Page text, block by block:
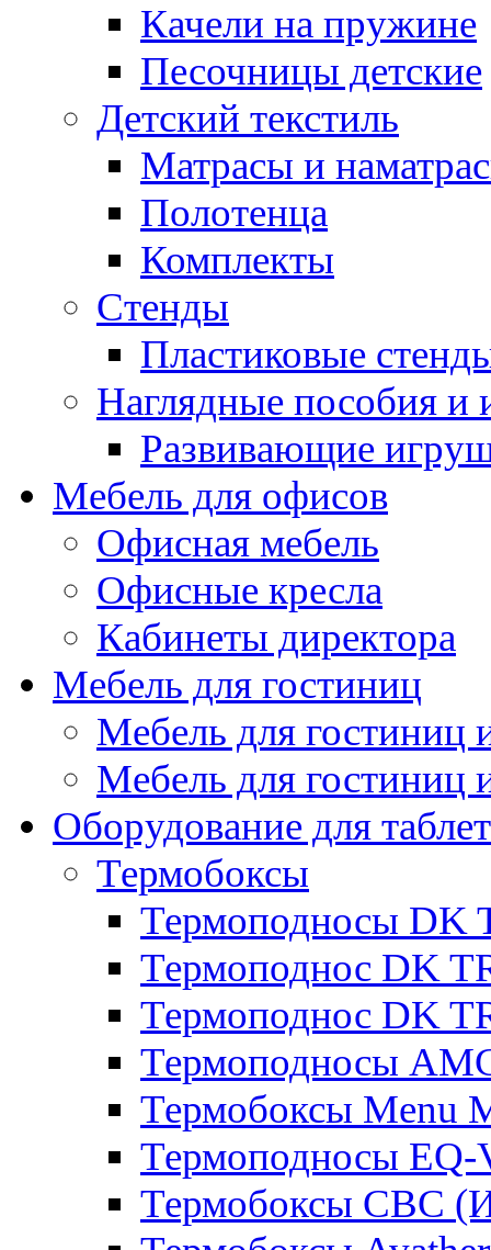
Качели на пружине
Песочницы детские
Детский текстиль
Матрасы и
Полотенца
Комплекты
Стенды
Пластиковые
Наглядные пособия и
Развивающие
Мебель для офисов
Офисная мебель
Офисные кресла
Кабинеты директора
Мебель для гостиниц
Мебель для
Мебель для гостиниц
Оборудование для
Термобоксы
Термоподносы DK
Термоподнос DK
Термоподнос DK
Термоподносы
Термобоксы Menu
Термоподносы EQ-
Термобоксы CBC